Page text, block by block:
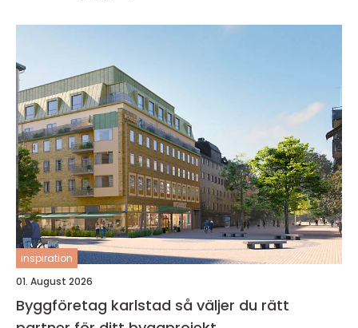
inspiration
01. August 2026
Byggföretag karlstad så väljer du rätt